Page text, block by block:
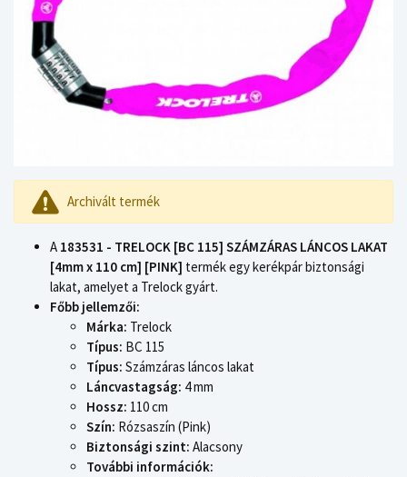
Archivált termék
A 183531 - TRELOCK [BC 115] SZÁMZÁRAS LÁNCOS LAKAT
[4mm x 110 cm] [PINK] termék egy kerékpár biztonsági
lakat, amelyet a Trelock gyárt.
Főbb jellemzői:
Márka: Trelock
Típus: BC 115
Típus: Számzáras láncos lakat
Láncvastagság: 4 mm
Hossz: 110 cm
Szín: Rózsaszín (Pink)
Biztonsági szint: Alacsony
További információk: